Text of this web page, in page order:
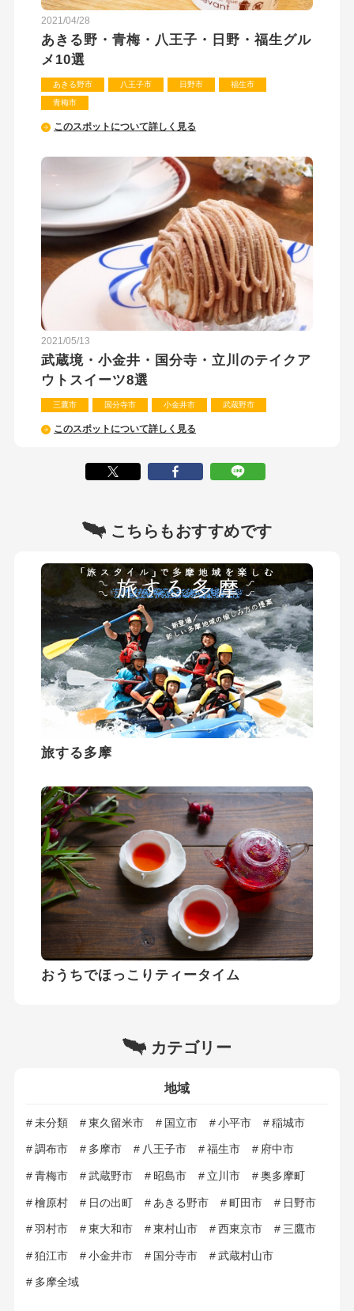
2021/04/28
あきる野・青梅・八王子・日野・福生グル
メ10選
あきる野市 八王子市 日野市 福生市
青梅市
このスポットについて詳しく見る
2021/05/13
武蔵境・小金井・国分寺・立川のテイクア
ウトスイーツ8選
三鷹市 国分寺市 小金井市 武蔵野市
このスポットについて詳しく見る
こちらもおすすめです
旅する多摩
おうちでほっこりティータイム
カテゴリー
地域
未分類 東久留米市 国立市 小平市 稲城市
調布市 多摩市 八王子市 福生市 府中市
青梅市 武蔵野市 昭島市 立川市 奥多摩町
檜原村 日の出町 あきる野市 町田市 日野市
羽村市 東大和市 東村山市 西東京市 三鷹市
狛江市 小金井市 国分寺市 武蔵村山市
多摩全域